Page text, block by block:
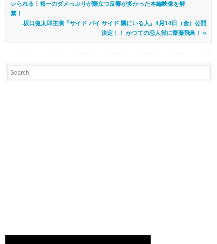
レられる！裕一のダメっぷりが際立つ反響が多かった本編映像を解
禁！
坂口健太郎主演『サイド バイ サイド 隣にいる人』4月14日（金）公開
決定！！ かつての恋人役に齋藤飛鳥！ »